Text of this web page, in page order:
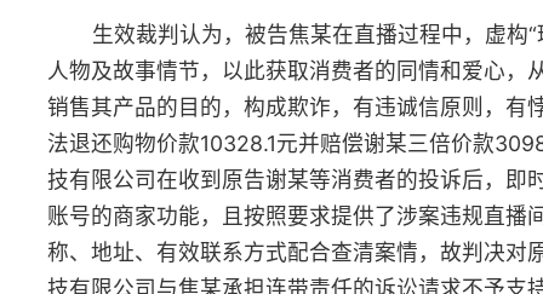
承高某甲的遗产。
（二）裁判结果
生效裁判认为，子女应当履行对老年人经济上供养、生活上照
和精神上慰藉的赡养义务。继承人遗弃被继承人的，依法应丧失继
权。高小某自1992年离家后，三十余年来对父母不闻不问，不仅
予任何经济帮助，也没有任何赡养行为，父母去世后，亦怠于为父
送终，已经构成遗弃，故判决高小某丧失继承权，高小某在高某甲
世后自高某甲账户内所取款项应由高某乙继承，高小某应于判决生